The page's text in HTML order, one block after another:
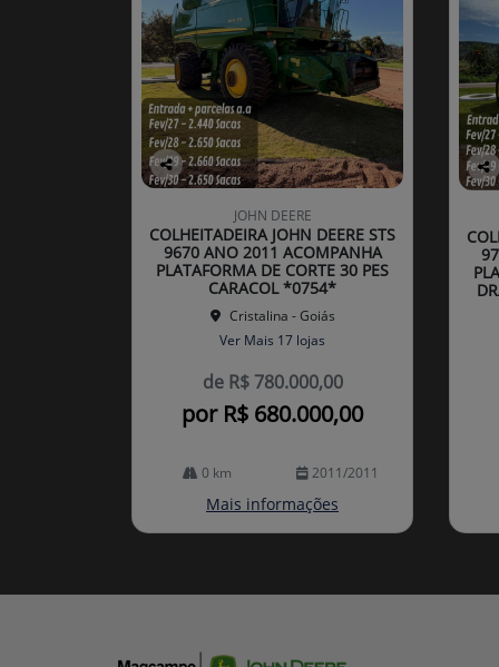
Co
arti
lhe
JOHN DEERE
COLHEITADEIRA JOHN DEERE STS
9670 ANO 2011 ACOMPANHA
PLATAFORMA DE CORTE 30 PES
CARACOL *0754*
Cristalina - Goiás
Ver Mais 17 lojas
de R$ 780.000,00
por R$ 680.000,00
0 km 2011/2011
Mais informações
Co
arti
lhe